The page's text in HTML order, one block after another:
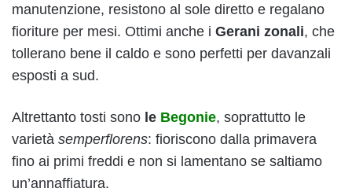
manutenzione, resistono al sole diretto e regalano
fioriture per mesi. Ottimi anche i Gerani zonali, che
tollerano bene il caldo e sono perfetti per davanzali
esposti a sud.
Altrettanto tosti sono le Begonie, soprattutto le
varietà semperflorens: fioriscono dalla primavera
fino ai primi freddi e non si lamentano se saltiamo
un’annaffiatura.